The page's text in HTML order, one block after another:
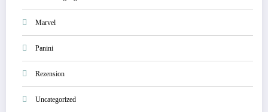
Marvel
Panini
Rezension
Uncategorized